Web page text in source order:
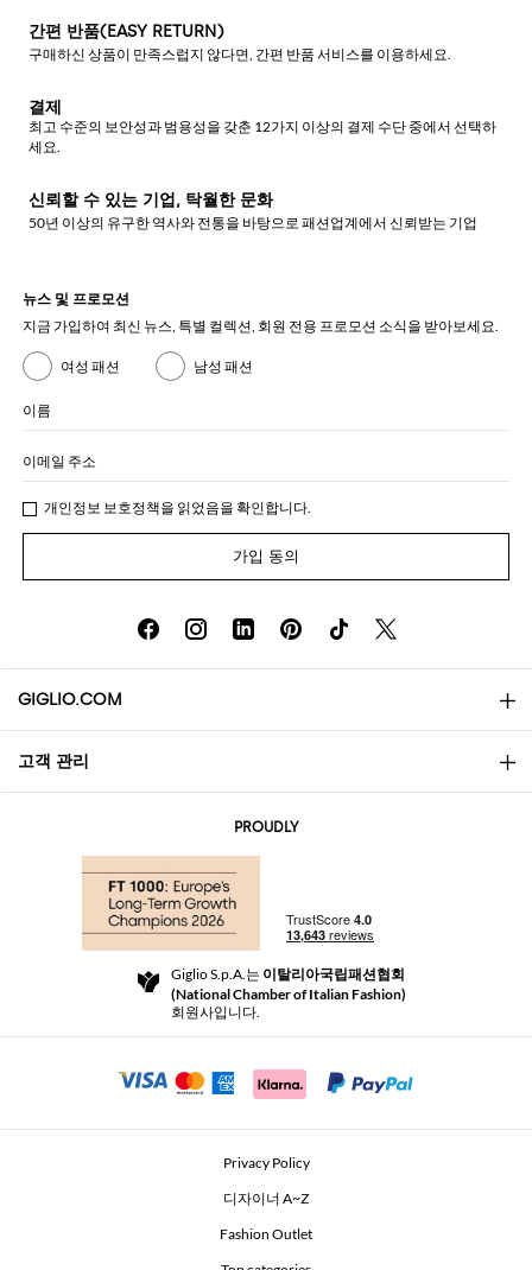
간편 반품(EASY RETURN)
구매하신 상품이 만족스럽지 않다면, 간편 반품 서비스를 이용하세요.
결제
최고 수준의 보안성과 범용성을 갖춘 12가지 이상의 결제 수단 중에서 선택하
세요.
신뢰할 수 있는 기업, 탁월한 문화
50년 이상의 유구한 역사와 전통을 바탕으로 패션업계에서 신뢰받는 기업
뉴스 및 프로모션
지금 가입하여 최신 뉴스, 특별 컬렉션, 회원 전용 프로모션 소식을 받아보세요.
여성 패션 남성 패션
이름
이메일 주소
개인정보 보호정책을 읽었음을 확인합니다.
가입 동의
GIGLIO.COM
소개
Community Store
Beauty Seekers VIP Club
고객 관리
반품 및 환불
For a safe shopping experience
Security Communication
PROUDLY
Giglio S.p.A.는 이탈리아국립패션협회
(National Chamber of Italian Fashion)
회원사입니다.
Privacy Policy
디자이너 A~Z
Fashion Outlet